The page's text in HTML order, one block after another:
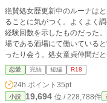
絶賛処女歴更新中のルーナは
ることに気がつく。よくよく
経験回数を示したものだった
場である酒場にて働いている
ったり会う。処女童貞仲間だ
度肝を抜かされることとなっ
回数で、衝撃を受けたルーナ
を疑問に思ったジェフはルー
ろりと秘密をこぼしてしまっ
恋愛 完結 短編 R18
24h.ポイント 35pt
小説 19,694 位 / 228,788件